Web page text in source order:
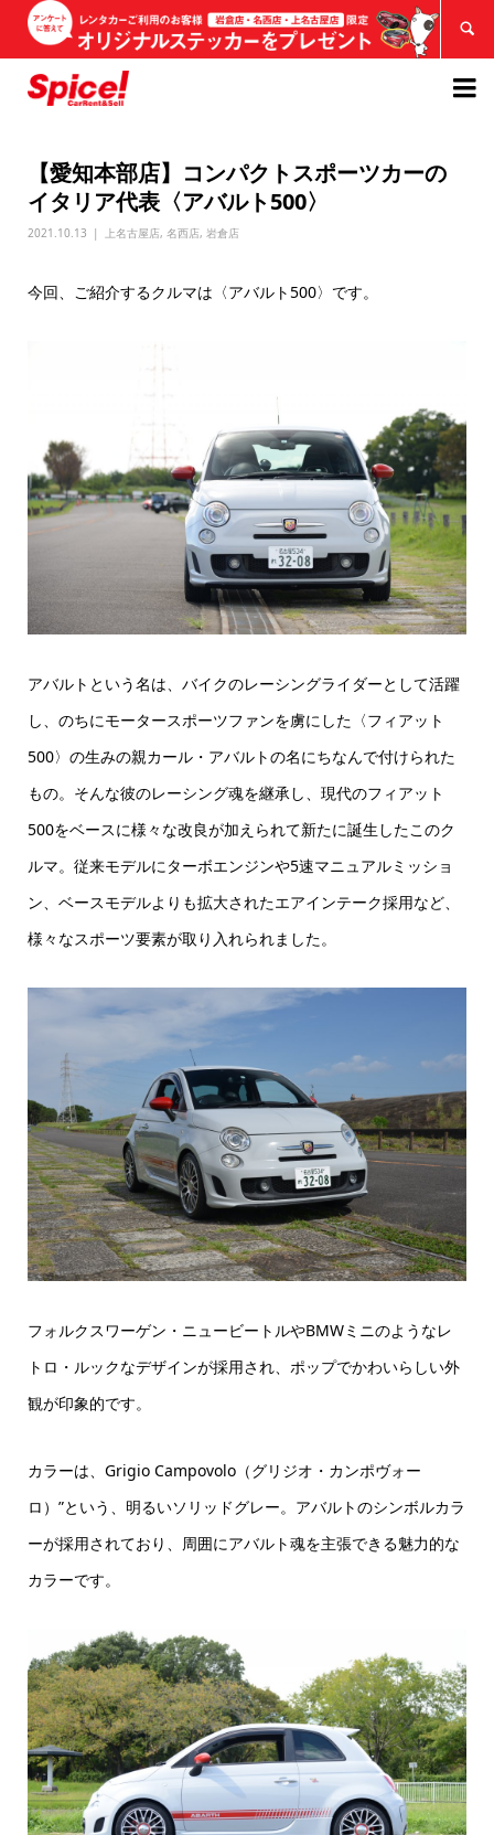


【愛知本部店】コンパクトスポーツカーの
イタリア代表〈アバルト500〉
2021.10.13 上名古屋店, 名西店, 岩倉店
今回、ご紹介するクルマは〈アバルト500〉です。
アバルトという名は、バイクのレーシングライダーとして活躍
し、のちにモータースポーツファンを虜にした〈フィアット
500〉の生みの親カール・アバルトの名にちなんで付けられた
もの。そんな彼のレーシング魂を継承し、現代のフィアット
500をベースに様々な改良が加えられて新たに誕生したこのク
ルマ。従来モデルにターボエンジンや5速マニュアルミッショ
ン、ベースモデルよりも拡大されたエアインテーク採用など、
様々なスポーツ要素が取り入れられました。
フォルクスワーゲン・ニュービートルやBMWミニのようなレ
トロ・ルックなデザインが採用され、ポップでかわいらしい外
観が印象的です。
カラーは、Grigio Campovolo（グリジオ・カンポヴォー
ロ）”という、明るいソリッドグレー。アバルトのシンボルカラ
ーが採用されており、周囲にアバルト魂を主張できる魅力的な
カラーです。